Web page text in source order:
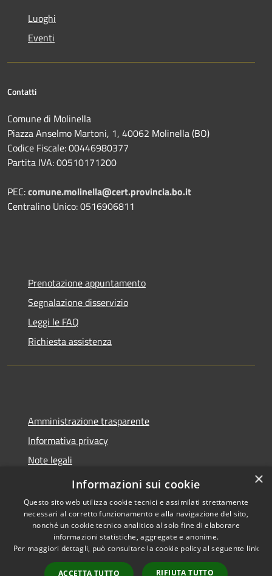
Luoghi
Eventi
Contatti
Comune di Molinella
Piazza Anselmo Martoni, 1, 40062 Molinella (BO)
Codice Fiscale: 00446980377
Partita IVA: 00510171200
PEC:comune.molinella@cert.provincia.bo.it
Centralino Unico: 0516906811
Prenotazione appuntamento
Segnalazione disservizio
Leggi le FAQ
Richiesta assistenza
Amministrazione trasparente
Informativa privacy
Note legali
Dichiarazione di accessibilità
Accessibilità
Copyright © 2026 • Comune di
Molinella • Powered by
Municipium• Accesso
×
Informazioni sui cookie
Questo sito web utilizza cookie tecnici e assimilati strettamente
necessari al corretto funzionamento e alla navigazione del sito,
nonché un cookie tecnico analitico al solo fine di elaborare
informazioni statistiche, aggregate e anonime.
Per maggiori dettagli, può consultare la cookie policy al seguente link
ACCETTA TUTTO RIFIUTA TUTTO